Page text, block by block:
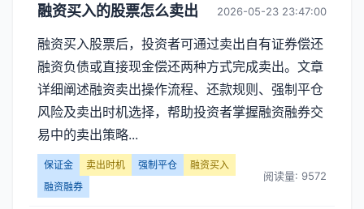
文
章
列
表
第
融资买入的股票怎么卖出 2026-05-23 23:47:00
融资买入股票后，投资者可通过卖出自有证券偿还
融资负债或直接现金偿还两种方式完成卖出。文章
详细阐述融资卖出操作流程、还款规则、强制平仓
风险及卖出时机选择，帮助投资者掌握融资融券交
易中的卖出策略...
保证金 卖出时机 强制平仓
融资买入
融资融券
阅读量: 9572